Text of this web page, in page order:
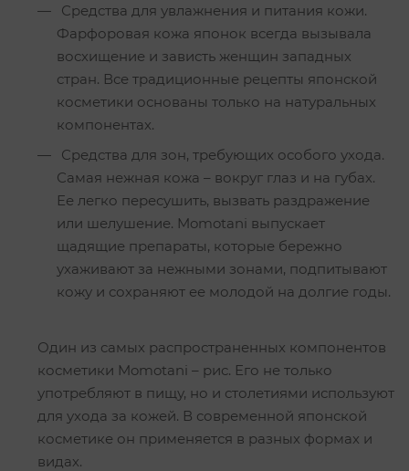
Средства для увлажнения и питания кожи.
Фарфоровая кожа японок всегда вызывала
восхищение и зависть женщин западных
стран. Все традиционные рецепты японской
косметики основаны только на натуральных
компонентах.
Средства для зон, требующих особого ухода.
Самая нежная кожа – вокруг глаз и на губах.
Ее легко пересушить, вызвать раздражение
или шелушение. Momotani выпускает
щадящие препараты, которые бережно
ухаживают за нежными зонами, подпитывают
кожу и сохраняют ее молодой на долгие годы.
Один из самых распространенных компонентов
косметики Momotani – рис. Его не только
употребляют в пищу, но и столетиями используют
для ухода за кожей. В современной японской
косметике он применяется в разных формах и
видах.